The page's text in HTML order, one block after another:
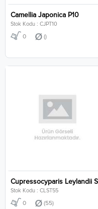
Camellia Japonica P10
Stok Kodu : CJPT10
0 ()
Stok Kodu : CLST55
0 (55)